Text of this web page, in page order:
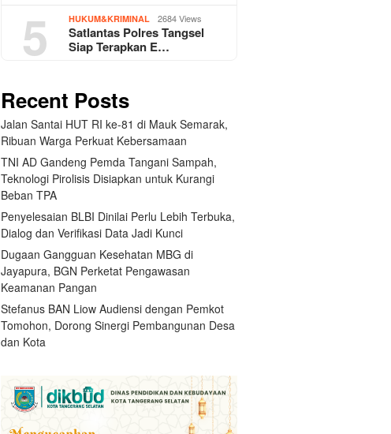
5 HUKUM&KRIMINAL 2684 Views
Satlantas Polres Tangsel
Siap Terapkan E…
Recent Posts
Jalan Santai HUT RI ke-81 di Mauk Semarak,
Ribuan Warga Perkuat Kebersamaan
TNI AD Gandeng Pemda Tangani Sampah,
Teknologi Pirolisis Disiapkan untuk Kurangi
Beban TPA
Penyelesaian BLBI Dinilai Perlu Lebih Terbuka,
Dialog dan Verifikasi Data Jadi Kunci
Dugaan Gangguan Kesehatan MBG di
Jayapura, BGN Perketat Pengawasan
Keamanan Pangan
Stefanus BAN Liow Audiensi dengan Pemkot
Tomohon, Dorong Sinergi Pembangunan Desa
dan Kota